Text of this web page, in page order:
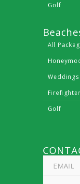
Golf
All
Weddings
Golf